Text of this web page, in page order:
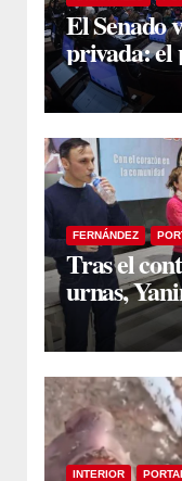
El Senado
privada: el
sanción
FERNÁNDEZ
Tras el
urnas,
en
INTERIOR